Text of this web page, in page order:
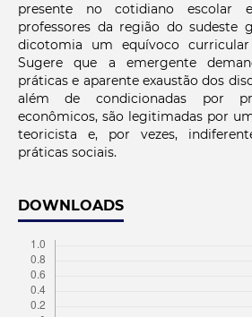
presente no cotidiano escolar
professores da região do sudeste
dicotomia um equívoco
Sugere que a emergente
práticas e aparente exaustão dos
além de condicionadas por
econômicos, são legitimadas por
teoricista e, por vezes,
práticas sociais.
DOWNLOADS